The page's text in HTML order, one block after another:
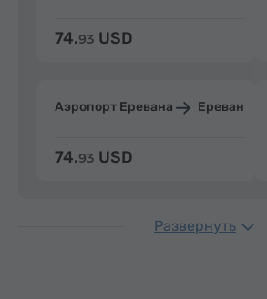
74.93 USD
Аэропорт Еревана Ереван
74.93 USD
Развернуть